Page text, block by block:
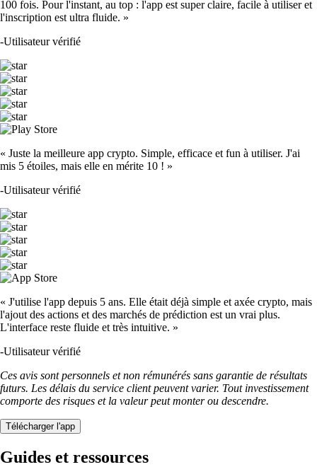
100 fois. Pour l'instant, au top : l'app est super claire, facile à utiliser et
l'inscription est ultra fluide. »
-Utilisateur vérifié
« Juste la meilleure app crypto. Simple, efficace et fun à utiliser. J'ai
mis 5 étoiles, mais elle en mérite 10 ! »
-Utilisateur vérifié
« J'utilise l'app depuis 5 ans. Elle était déjà simple et axée crypto, mais
l'ajout des actions et des marchés de prédiction est un vrai plus.
L'interface reste fluide et très intuitive. »
-Utilisateur vérifié
Ces avis sont personnels et non rémunérés sans garantie de résultats
futurs. Les délais du service client peuvent varier. Tout investissement
comporte des risques et la valeur peut monter ou descendre.
Télécharger l'app
Guides et ressources